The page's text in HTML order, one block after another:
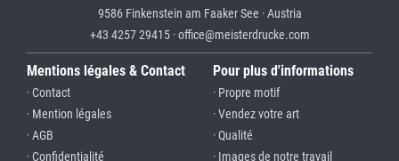
9586 Finkenstein am Faaker See · Austria
+43 4257 29415 · office@meisterdrucke.com
Mentions légales & Contact
· Contact
· Mention légales
· AGB
· Confidentialité
Pour plus d'informations
· Propre motif
· Vendez votre art
· Qualité
· Images de notre travail